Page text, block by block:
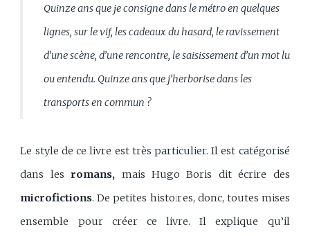
Quinze ans que je consigne dans le métro en quelques
lignes, sur le vif, les cadeaux du hasard, le ravissement
d’une scène, d’une rencontre, le saisissement d’un mot lu
ou entendu. Quinze ans que j’herborise dans les
transports en commun ?
Le style de ce livre est très particulier. Il est catégorisé
dans les romans, mais Hugo Boris dit écrire des
microfictions. De petites histoires, donc, toutes mises
ensemble pour créer ce livre. Il explique qu’il